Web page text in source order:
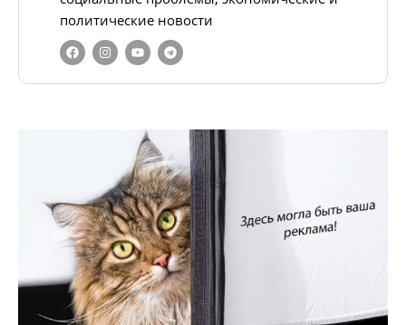
политические новости